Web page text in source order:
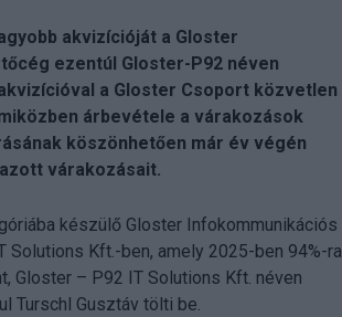
akvizícióját a Gloster
ezentúl Gloster-P92 néven
a Gloster Csoport közvetlen
árbevétele a várakozások
köszönhetően már év végén
várakozásait.
készülő Gloster Infokommunikációs
Kft.-ben, amely 2025-ben 94%-ra
Gloster – P92 IT Solutions Kft. néven
Turschl Gusztáv tölti be.